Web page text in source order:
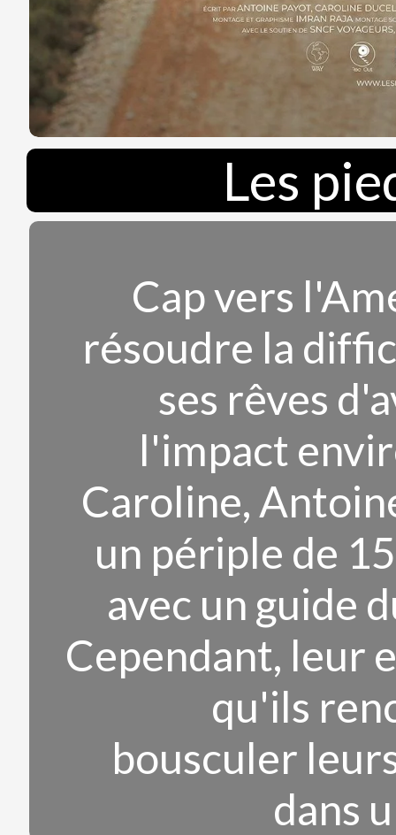
Les
Cap vers
résoudre la
ses rêves
l'impact
Caroline,
un périple de
avec un guide
Cependant, leur
qu'ils
bousculer
dans